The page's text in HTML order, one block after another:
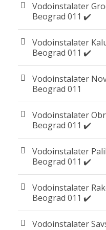
Vodoinstalater
Beograd 011 ✔️
Vodoinstalater
Beograd 011 ✔️
Vodoinstalater
Beograd 011
Vodoinstalater
Beograd 011 ✔️
Vodoinstalater
Beograd 011 ✔️
Vodoinstalater
Beograd 011 ✔️
Vodoinstalater